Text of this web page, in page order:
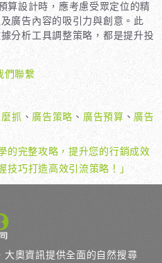
算設計時，應考慮受眾定位的精
廣告內容的吸引力與創意。此
分析工具調整策略，都是提升投
們聯繫
抓 、 廣告策略 、 廣告預算 、 廣告
的完整攻略，提升您的行銷成效
技巧打造高效引流策略！」
大奧資訊提供全面的自然搜尋